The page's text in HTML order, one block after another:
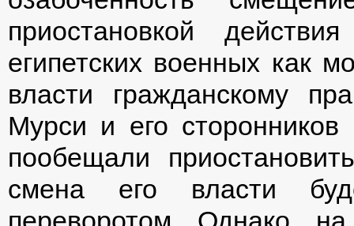
приостановкой
египетских военных как
власти гражданскому
Мурси и его
пообещали
смена его власти